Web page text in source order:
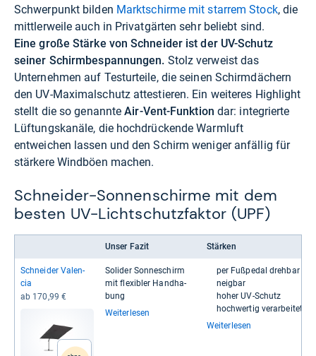
Schwerpunkt bilden Marktschirme mit starrem Stock, die
mittlerweile auch in Privatgärten sehr beliebt sind.
Eine große Stärke von Schneider ist der UV-Schutz
seiner Schirmbespannungen. Stolz verweist das
Unternehmen auf Testurteile, die seinen Schirmdächern
den UV-Maximalschutz attestieren. Ein weiteres Highlight
stellt die so genannteAir-Vent-Funktion dar: integrierte
Lüftungskanäle, die hochdrückende Warmluft
entweichen lassen und den Schirm weniger anfällig für
stärkere Windböen machen.
Schneider-Sonnenschirme mit dem
besten UV-Lichtschutzfaktor (UPF)
Unser Fazit Stärken
Schnei­der Valen­
cia
ab 170,99 €
Soli­der Son­ne­schirm
mit fle­xibler Hand­ha­
bung
Weiterlesen
per Fuß­pe­dal dreh­bar
neig­bar
hoher UV-​Schutz
hoch­wer­tig ver­ar­bei­tet
Weiterlesen